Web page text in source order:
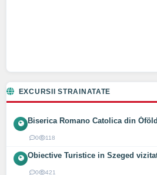
EXCURSII STRAINATATE
Biserica Romano Catolica din
0 118
Obiective Turistice in Szeged
0 421